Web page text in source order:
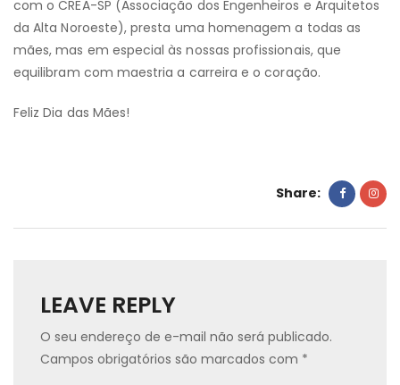
com o CREA-SP (Associação dos Engenheiros e Arquitetos
da Alta Noroeste), presta uma homenagem a todas as
mães, mas em especial às nossas profissionais, que
equilibram com maestria a carreira e o coração.
Feliz Dia das Mães!
Share:
LEAVE REPLY
O seu endereço de e-mail não será publicado.
Campos obrigatórios são marcados com *